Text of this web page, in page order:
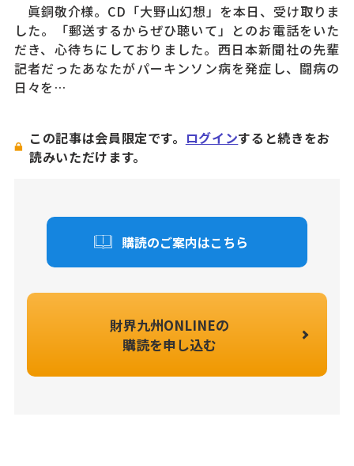
眞銅敬介様。CD「大野山幻想」を本日、受け取りま
した。「郵送するからぜひ聴いて」とのお電話をいた
だき、心待ちにしておりました。西日本新聞社の先輩
記者だったあなたがパーキンソン病を発症し、闘病の
日々を…
この記事は会員限定です。 ログインすると続きをお
読みいただけます。
購読のご案内はこちら
財界九州ONLINEの
購読を申し込む